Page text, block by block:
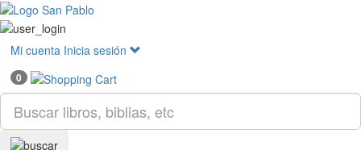
Mi cuenta Inicia sesión
0